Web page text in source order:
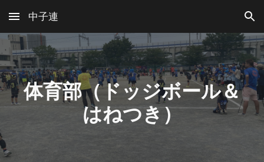
Skip to main content Skip to navigation
中子連
体育部（ドッジボール＆
はねつき）